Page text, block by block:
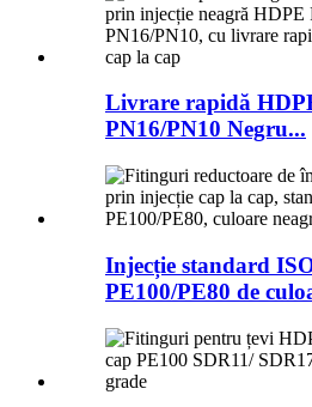
Livrare rapidă
PN16/PN10 Negru...
Injecție standard
PE100/PE80 de